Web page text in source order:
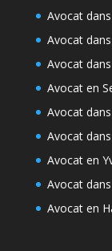
Avocat
Avocat
Avocat
Avocat en
Avocat
Avocat
Avocat en
Avocat
Avocat en